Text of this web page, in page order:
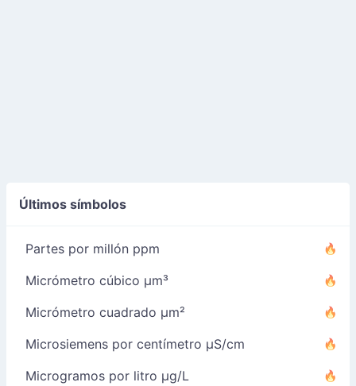
Últimos símbolos
Partes por millón ppm
Micrómetro cúbico µm³
Micrómetro cuadrado µm²
Microsiemens por centímetro µS/cm
Microgramos por litro µg/L